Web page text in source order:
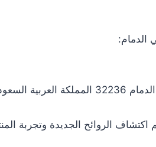
الدمام:
الروائح الجديدة وتجربة